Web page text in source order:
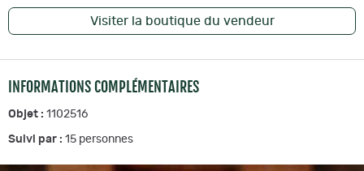
Visiter la boutique du vendeur
INFORMATIONS COMPLÉMENTAIRES
Objet : 1102516
Suivi par : 15 personnes